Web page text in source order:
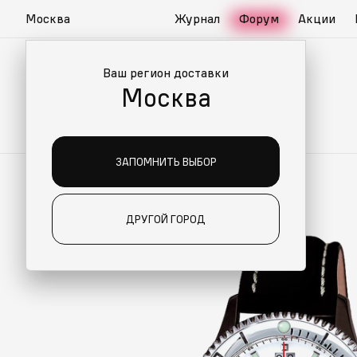
Москва
Ваш регион доставки
Москва
ЗАПОМНИТЬ ВЫБОР
ДРУГОЙ ГОРОД
Журнал Форум Акции